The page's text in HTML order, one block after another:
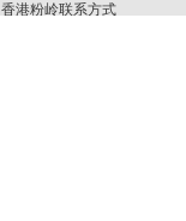
香港粉岭联系方式